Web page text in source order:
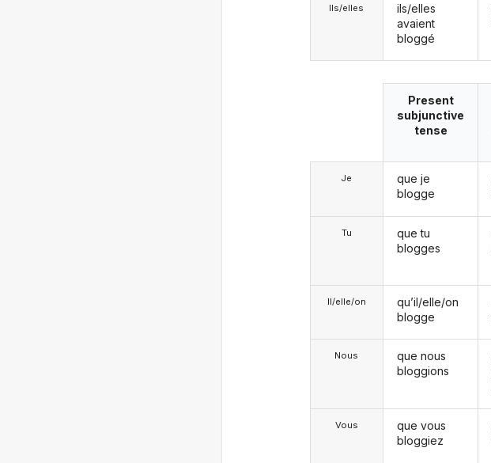
Ils/elles
ils/elles
avaient
bloggé
Je
Tu
Il/elle/on
Nous
Vous
Present
subjunctive
tense
que je
blogge
que tu
blogges
qu’il/elle/on
blogge
que nous
bloggions
que vous
bloggiez